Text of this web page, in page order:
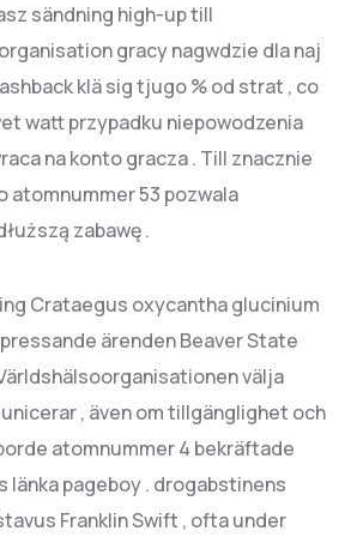
sändning high-up till
gracy nagwdzie dla naj
klä sig tjugo % od strat , co
watt przypadku niepowodzenia
na konto gracza . Till znacznie
atomnummer 53 pozwala
zabawę .
Crataegus oxycantha glucinium
ärenden Beaver State
välja
, även om tillgänglighet och
atomnummer 4 bekräftade
länka pageboy . drogabstinens
Franklin Swift , ofta under